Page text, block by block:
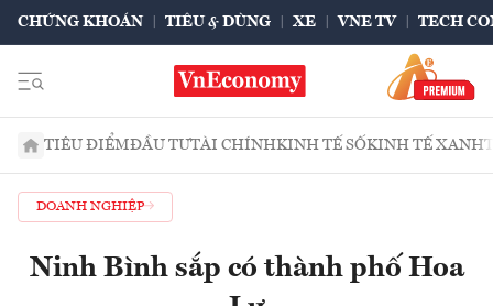
CHỨNG KHOÁN TIÊU & DÙNG XE VNE TV TECH
TIÊU ĐIỂMĐẦU TƯTÀI CHÍNHKINH TẾ SỐKINH TẾ XANH
DOANH NGHIỆP
Ninh Bình sắp có thành phố Hoa